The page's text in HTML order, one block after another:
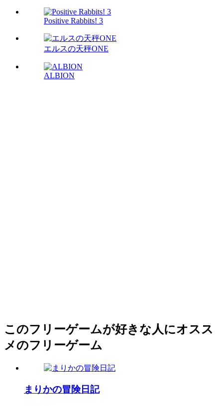
Positive Rabbits! 3
エルスの天秤ONE
ALBION
このフリーゲームが好きな人にオスス
メのフリーゲーム
まりかの冒険日記